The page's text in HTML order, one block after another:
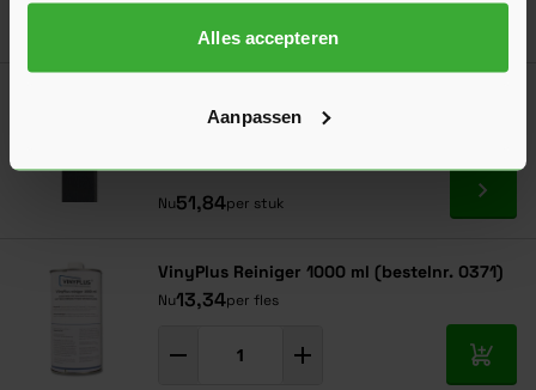
Alles accepteren
Aanpassen
Nu51,84per stuk Ga
VinyPlus Reiniger 1000 ml (bestelnr. 0371)
Nu13,34per fles
In